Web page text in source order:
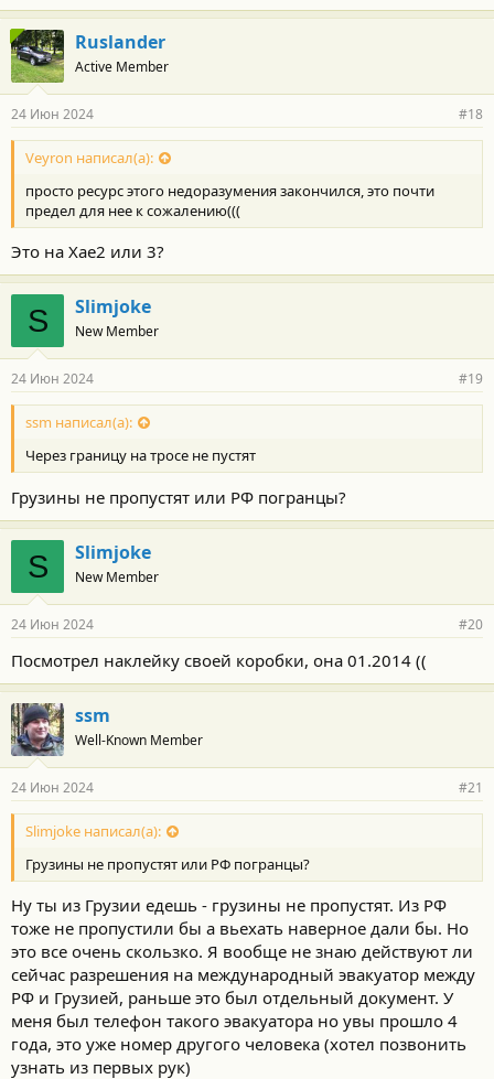
Ruslander
Active Member
24 Июн 2024 #18
Veyron написал(а):
просто ресурс этого недоразумения закончился, это почти
предел для нее к сожалению(((
Это на Хае2 или 3?
S Slimjoke
New Member
24 Июн 2024 #19
ssm написал(а):
Через границу на тросе не пустят
Грузины не пропустят или РФ погранцы?
S Slimjoke
New Member
24 Июн 2024 #20
Посмотрел наклейку своей коробки, она 01.2014 ((
ssm
Well-Known Member
24 Июн 2024 #21
Slimjoke написал(а):
Грузины не пропустят или РФ погранцы?
Ну ты из Грузии едешь - грузины не пропустят. Из РФ
тоже не пропустили бы а вьехать наверное дали бы. Но
это все очень скользко. Я вообще не знаю действуют ли
сейчас разрешения на международный эвакуатор между
РФ и Грузией, раньше это был отдельный документ. У
меня был телефон такого эвакуатора но увы прошло 4
года, это уже номер другого человека (хотел позвонить
узнать из первых рук)